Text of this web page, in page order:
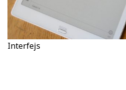
Interfejs